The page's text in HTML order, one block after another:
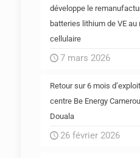
développe le
batteries lithium de VE au
cellulaire
7 mars 2026
Retour sur 6 mois
centre Be Energy
Douala
26 février 2026